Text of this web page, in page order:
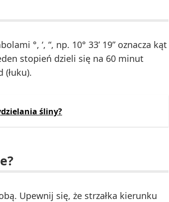
°, ‘, “, np. 10° 33’ 19” oznacza kąt
stopień dzieli się na 60 minut
(łuku).
śliny?
Upewnij się, że strzałka kierunku